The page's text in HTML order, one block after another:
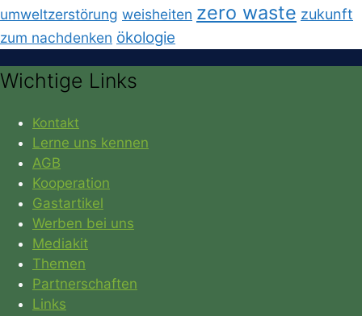
umweltzerstörung weisheiten zero waste zukunft
zum nachdenken ökologie
Wichtige Links
Kontakt
Lerne uns kennen
AGB
Kooperation
Gastartikel
Werben bei uns
Mediakit
Themen
Partnerschaften
Links